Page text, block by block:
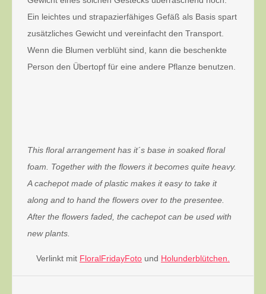
Ein leichtes und strapazierfähiges Gefäß als Basis spart
zusätzliches Gewicht und vereinfacht den Transport.
Wenn die Blumen verblüht sind, kann die beschenkte
Person den Übertopf für eine andere Pflanze benutzen.
This floral arrangement has it´s base in soaked floral
foam. Together with the flowers it becomes quite heavy.
A cachepot made of plastic makes it easy to take it
along and to hand the flowers over to the presentee.
After the flowers faded, the cachepot can be used with
new plants.
Verlinkt mit FloralFridayFoto und Holunderblütchen.